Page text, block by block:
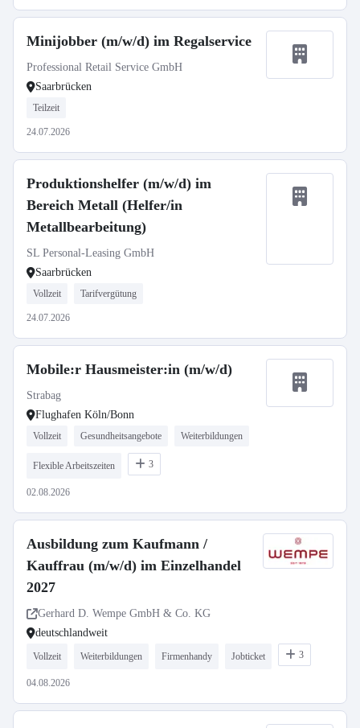
Minijobber (m/w/d) im Regalservice
Professional Retail Service GmbH
Saarbrücken
Teilzeit
24.07.2026
Produktionshelfer (m/w/d) im
Bereich Metall (Helfer/in
Metallbearbeitung)
SL Personal-Leasing GmbH
Saarbrücken
Vollzeit Tarifvergütung
24.07.2026
Mobile:r Hausmeister:in (m/w/d)
Strabag
Flughafen Köln/Bonn
Vollzeit Gesundheitsangebote Weiterbildungen
Flexible Arbeitszeiten 3
02.08.2026
Ausbildung zum Kaufmann /
Kauffrau (m/w/d) im Einzelhandel
2027
Gerhard D. Wempe GmbH & Co. KG
deutschlandweit
Vollzeit Weiterbildungen Firmenhandy Jobticket 3
04.08.2026